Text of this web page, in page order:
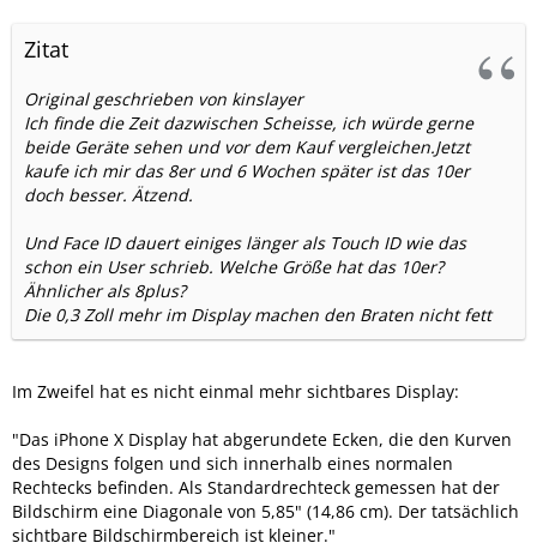
Zitat
Original geschrieben von kinslayer
Ich finde die Zeit dazwischen Scheisse, ich würde gerne
beide Geräte sehen und vor dem Kauf vergleichen.Jetzt
kaufe ich mir das 8er und 6 Wochen später ist das 10er
doch besser. Ätzend.
Und Face ID dauert einiges länger als Touch ID wie das
schon ein User schrieb. Welche Größe hat das 10er?
Ähnlicher als 8plus?
Die 0,3 Zoll mehr im Display machen den Braten nicht fett
Im Zweifel hat es nicht einmal mehr sichtbares Display:
"Das iPhone X Display hat abgerundete Ecken, die den Kurven
des Designs folgen und sich innerhalb eines normalen
Rechtecks befinden. Als Standardrechteck gemessen hat der
Bildschirm eine Diagonale von 5,85" (14,86 cm). Der tatsächlich
sichtbare Bildschirmbereich ist kleiner."